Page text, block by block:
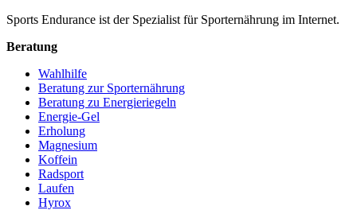
Sports Endurance ist der Spezialist für Sporternährung im Internet.
Beratung
Wahlhilfe
Beratung zur Sporternährung
Beratung zu Energieriegeln
Energie-Gel
Erholung
Magnesium
Koffein
Radsport
Laufen
Hyrox